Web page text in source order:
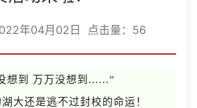
年04月02日 点击量： 56
想到 万万没想到......”
大还是逃不过封校的命运！